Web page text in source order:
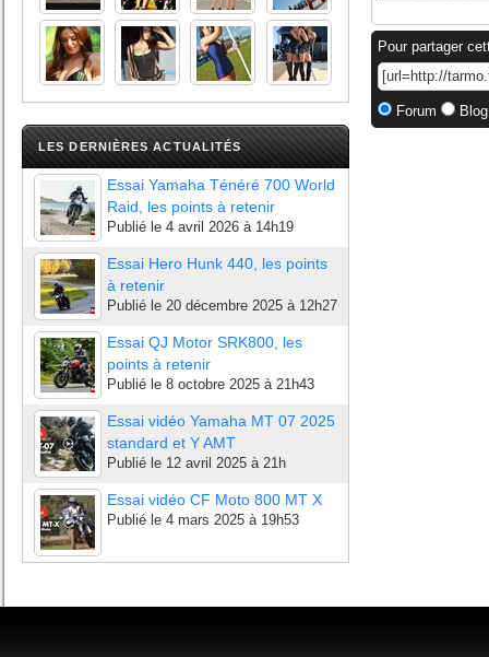
LES DERNIÈRES ACTUALITÉS
Essai Yamaha Ténéré 700 World
Raid, les points à retenir
Publié le 4 avril 2026 à 14h19
Essai Hero Hunk 440, les points
à retenir
Publié le 20 décembre 2025 à 12h27
Essai QJ Motor SRK800, les
points à retenir
Publié le 8 octobre 2025 à 21h43
Essai vidéo Yamaha MT 07 2025
standard et Y AMT
Publié le 12 avril 2025 à 21h
Essai vidéo CF Moto 800 MT X
Publié le 4 mars 2025 à 19h53
Pour partager
Forum